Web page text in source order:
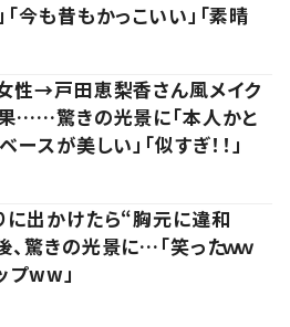
「今も昔もかっこいい」「素晴
性→戸田恵梨香さん風メイク
……驚きの光景に「本人かと
ースが美しい」「似すぎ！！」
に出かけたら“胸元に違和
驚きの光景に…「笑ったｗｗ
プww」